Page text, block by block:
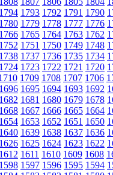
1794 1793 1792 1791 1790
1780 1779 1778 1777 1776
1766 1765 1764 1763 1762
1752 1751 1750 1749 1748
1738 1737 1736 1735 1734
1724 1723 1722 1721 1720
1709 1708 1707 1706
1696 1695 1694 1693 1692
1682 1681 1680 1679 1678
1668 1667 1666 1665 1664
1654 1653 1652 1651 1650
1640 1639 1638 1637 1636
1626 1625 1624 1623 1622
1612 1611 1610 1609 1608
1598 1597 1596 1595 1594